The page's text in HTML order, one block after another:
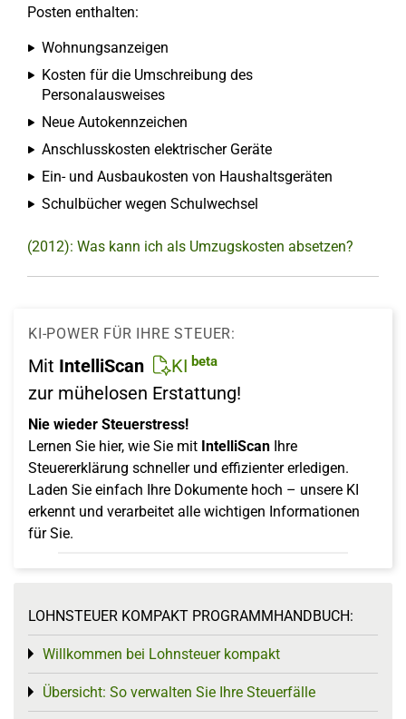
Posten enthalten:
Wohnungsanzeigen
Kosten für die Umschreibung des
Personalausweises
Neue Autokennzeichen
Anschlusskosten elektrischer Geräte
Ein- und Ausbaukosten von Haushaltsgeräten
Schulbücher wegen Schulwechsel
(2012): Was kann ich als Umzugskosten absetzen?
KI-POWER FÜR IHRE STEUER:
Mit IntelliScan KI beta
zur mühelosen Erstattung!
Nie wieder Steuerstress!
Lernen Sie hier, wie Sie mit IntelliScan Ihre
Steuererklärung schneller und effizienter erledigen.
Laden Sie einfach Ihre Dokumente hoch – unsere KI
erkennt und verarbeitet alle wichtigen Informationen
für Sie.
LOHNSTEUER KOMPAKT PROGRAMMHANDBUCH:
Willkommen bei Lohnsteuer kompakt
Toggle menu
Übersicht: So verwalten Sie Ihre Steuerfälle
Toggle menu